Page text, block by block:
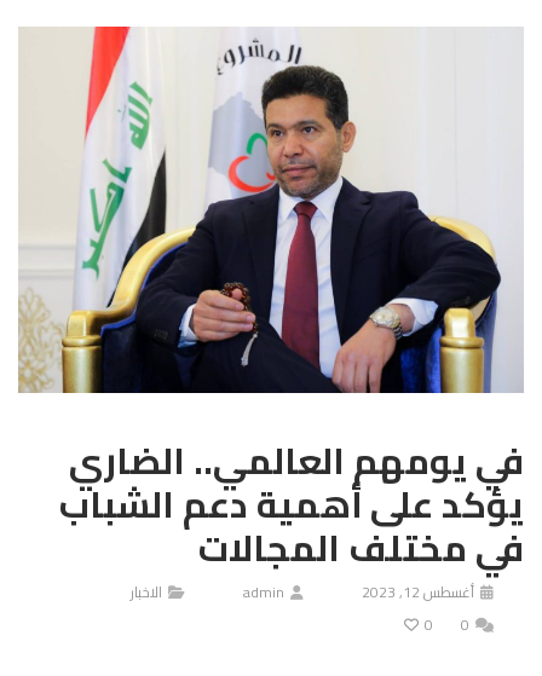
في يومهم العالمي.. الضاري
يؤكد على أهمية دعم الشباب
في مختلف المجالات
أغسطس 12, 2023 admin
الاخبار
0
0